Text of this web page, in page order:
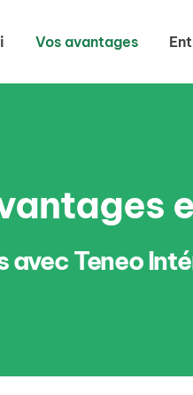
Vos avantages
avec Teneo